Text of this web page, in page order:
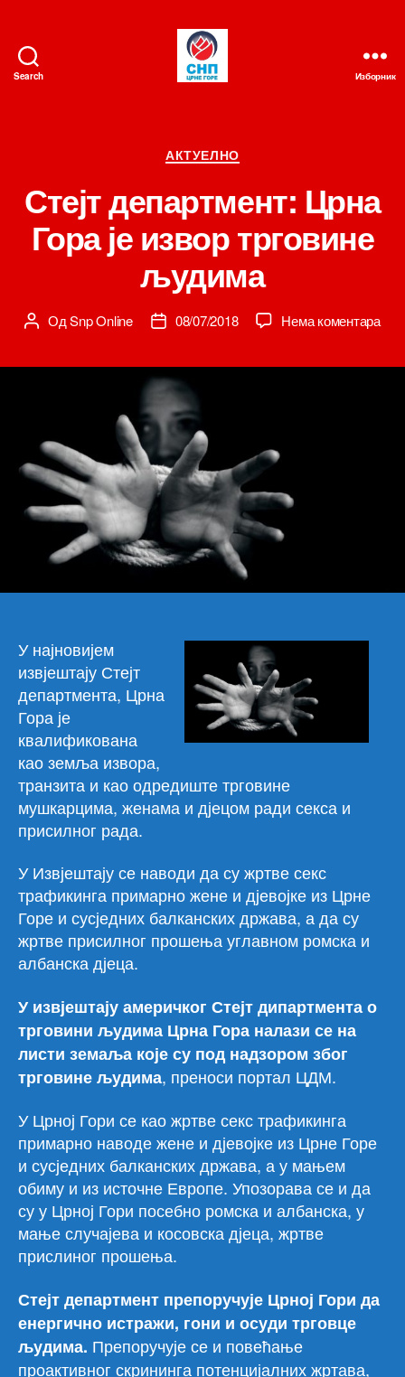
Search Изборник
Категорије
АКТУЕЛНО
Стејт департмент: Црна
Гора је извор трговине
људима
Аутор
ОдSnp Online
Датум08/07/2018 Нема коментарана
У најновијем
извјештају Стејт
департмента, Црна
Гора је
квалификована
као земља извора,
транзита и као одредиште трговине
мушкарцима, женама и дјецом ради секса и
присилног рада.
У Извјештају се наводи да су жртве секс
трафикинга примарно жене и дјевојке из Црне
Горе и сусједних балканских држава, а да су
жртве присилног прошења углавном ромска и
албанска дјеца.
У извјештају америчког Стејт дипартмента о
трговини људима Црна Гора налази се на
листи земаља које су под надзором због
трговине људима, преноси портал ЦДМ.
У Црној Гори се као жртве секс трафикинга
примарно наводе жене и дјевојке из Црне Горе
и сусједних балканских држава, а у мањем
обиму и из источне Европе. Упозорава се и да
су у Црној Гори посебно ромска и албанска, у
мање случајева и косовска дјеца, жртве
прислиног прошења.
Стејт департмент препоручује Црној Гори да
енергично истражи, гони и осуди трговце
људима. Препоручује се и повећање
проактивног скрининга потенцијалних жртава,